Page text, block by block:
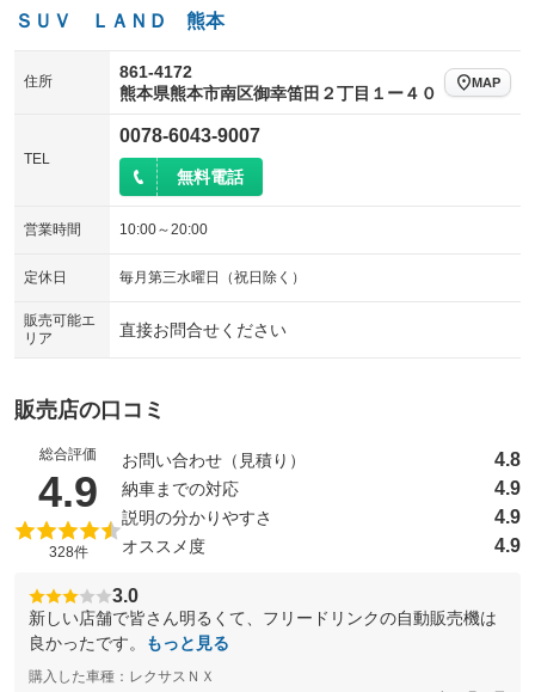
ＳＵＶ ＬＡＮＤ 熊本
住所
861-4172
熊本県熊本市南区御幸笛田２丁目１ー４０
MAP
TEL
0078-6043-9007
無料電話
営業時間 10:00～20:00
定休日 毎月第三水曜日（祝日除く）
販売可能エ
リア
直接お問合せください
販売店の口コミ
総合評価
4.9 （5点満点中）
328件
お問い合わせ（見積り） 4.8
納車までの対応 4.9
説明の分かりやすさ 4.9
オススメ度 4.9
3.0
新しい店舗で皆さん明るくて、フリードリンクの自動販売機は
良かったです。
もっと見る
購入した車種：レクサスＮＸ